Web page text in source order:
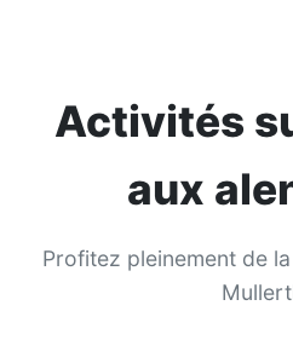
Activités
aux
Profitez pleinement de